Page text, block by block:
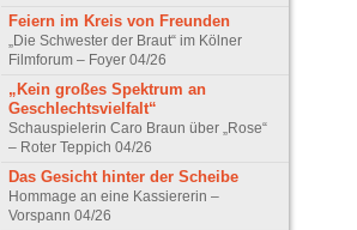
Feiern im Kreis von Freunden
„Die Schwester der Braut“ im Kölner
Filmforum – Foyer 04/26
„Kein großes Spektrum an
Geschlechtsvielfalt“
Schauspielerin Caro Braun über „Rose“
– Roter Teppich 04/26
Das Gesicht hinter der Scheibe
Hommage an eine Kassiererin –
Vorspann 04/26